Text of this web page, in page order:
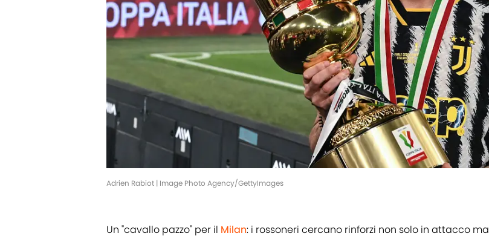
Adrien Rabiot | Image Photo Agency/GettyImages
Un "cavallo pazzo" per il Milan: i rossoneri cercano rinforzi non solo in attacco ma